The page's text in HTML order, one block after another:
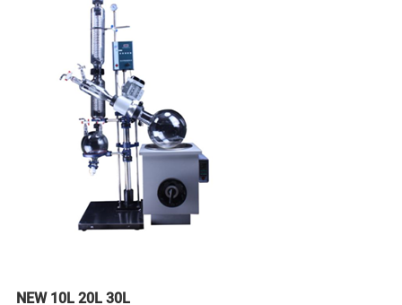
NEW 10L 20L 30L